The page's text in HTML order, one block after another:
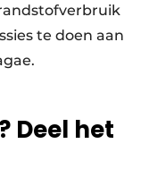
te doen aan
Deel het